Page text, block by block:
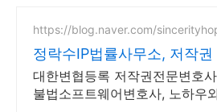
https://blog.naver.com/
정락수IP법률사무소, 저작권
대한변협등록 저작권전문변호
불법소프트웨어변호사, 노하우